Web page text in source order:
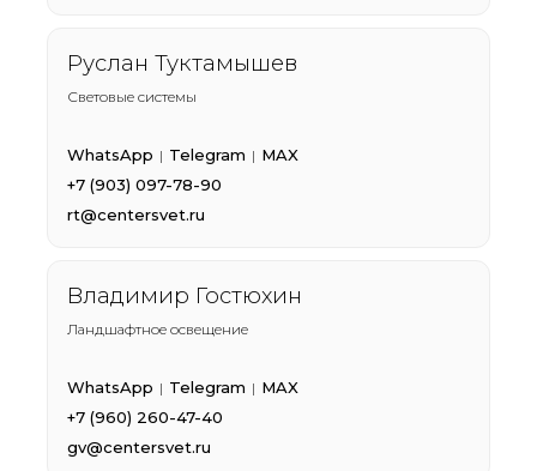
Руслан Туктамышев
Световые системы
WhatsApp | Telegram | MAX
+7 (903) 097-78-90
rt@centersvet.ru
Владимир Гостюхин
Ландшафтное освещение
WhatsApp | Telegram | MAX
+7 (960) 260-47-40
gv@centersvet.ru